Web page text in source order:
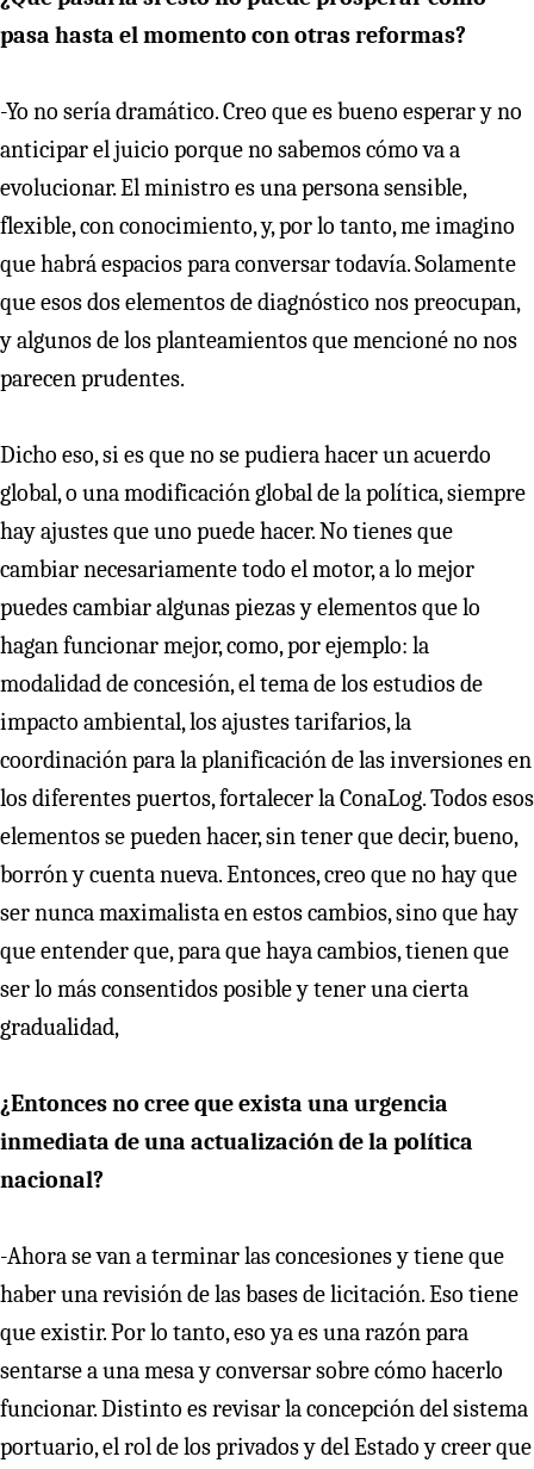
pasa hasta el momento con otras reformas?
-Yo no sería dramático. Creo que es bueno esperar y no
anticipar el juicio porque no sabemos cómo va a
evolucionar. El ministro es una persona sensible,
flexible, con conocimiento, y, por lo tanto, me imagino
que habrá espacios para conversar todavía. Solamente
que esos dos elementos de diagnóstico nos preocupan,
y algunos de los planteamientos que mencioné no nos
parecen prudentes.
Dicho eso, si es que no se pudiera hacer un acuerdo
global, o una modificación global de la política, siempre
hay ajustes que uno puede hacer. No tienes que
cambiar necesariamente todo el motor, a lo mejor
puedes cambiar algunas piezas y elementos que lo
hagan funcionar mejor, como, por ejemplo: la
modalidad de concesión, el tema de los estudios de
impacto ambiental, los ajustes tarifarios, la
coordinación para la planificación de las inversiones en
los diferentes puertos, fortalecer la ConaLog. Todos esos
elementos se pueden hacer, sin tener que decir, bueno,
borrón y cuenta nueva. Entonces, creo que no hay que
ser nunca maximalista en estos cambios, sino que hay
que entender que, para que haya cambios, tienen que
ser lo más consentidos posible y tener una cierta
gradualidad,
¿Entonces no cree que exista una urgencia
inmediata de una actualización de la política
nacional?
-Ahora se van a terminar las concesiones y tiene que
haber una revisión de las bases de licitación. Eso tiene
que existir. Por lo tanto, eso ya es una razón para
sentarse a una mesa y conversar sobre cómo hacerlo
funcionar. Distinto es revisar la concepción del sistema
portuario, el rol de los privados y del Estado y creer que